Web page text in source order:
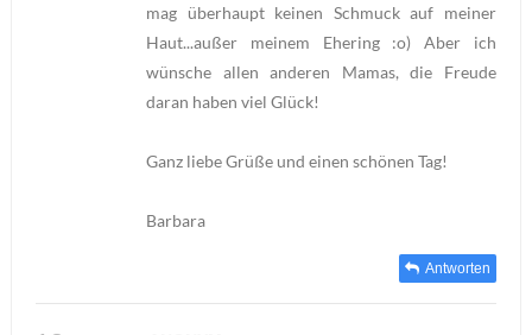
mag überhaupt keinen Schmuck auf meiner
Haut...außer meinem Ehering :o) Aber ich
wünsche allen anderen Mamas, die Freude
daran haben viel Glück!
Ganz liebe Grüße und einen schönen Tag!
Barbara
Antworten